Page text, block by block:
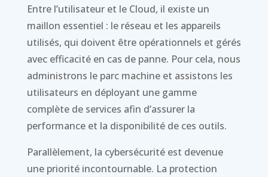
Entre l’utilisateur et le Cloud, il existe un
maillon essentiel : le réseau et les appareils
utilisés, qui doivent être opérationnels et gérés
avec efficacité en cas de panne. Pour cela, nous
administrons le parc machine et assistons les
utilisateurs en déployant une gamme
complète de services afin d’assurer la
performance et la disponibilité de ces outils.
Parallèlement, la cybersécurité est devenue
une priorité incontournable. La protection